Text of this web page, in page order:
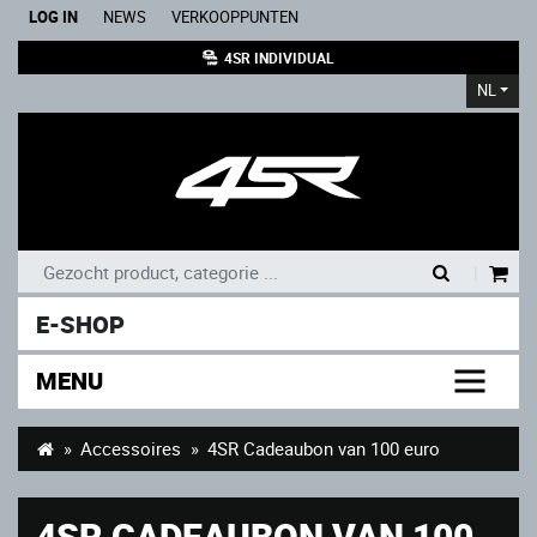
LOG IN NEWS VERKOOPPUNTEN
4SR INDIVIDUAL
NL
E-SHOP
MENU
Accessoires 4SR Cadeaubon van 100 euro